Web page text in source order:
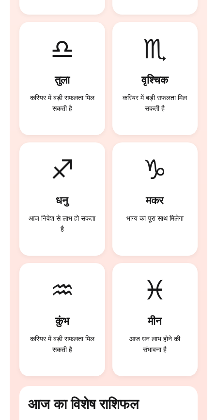
♎
तुला
करियर में बड़ी सफलता मिल
सकती है
♏
वृश्चिक
करियर में बड़ी सफलता मिल
सकती है
♐
धनु
आज निवेश से लाभ हो सकता
है
♑
मकर
भाग्य का पूरा साथ मिलेगा
♒
कुंभ
करियर में बड़ी सफलता मिल
सकती है
♓
मीन
आज धन लाभ होने की
संभावना है
आज का विशेष राशिफल